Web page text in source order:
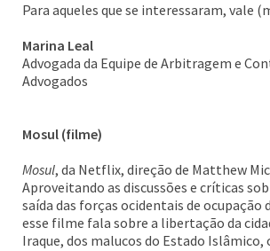
Para aqueles que se interessaram, vale
Marina Leal
Advogada da Equipe de Arbitragem e
Advogados
Mosul (filme)
Mosul, da Netflix, direção de Matthew
Aproveitando as discussões e críticas
saída das forças ocidentais de ocupação
esse filme fala sobre a libertação da
Iraque, dos malucos do Estado Islâmico,